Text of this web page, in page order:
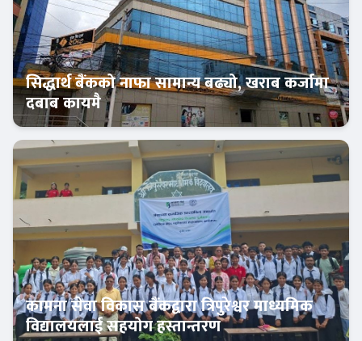
बैंक-वित्त
सिद्धार्थ बैंकको नाफा सामान्य बढ्यो, खराब कर्जामा
दबाब कायमै
कामना सेवा विकास बैंकद्वारा त्रिपुरेश्वर माध्यमिक
विद्यालयलाई सहयोग हस्तान्तरण